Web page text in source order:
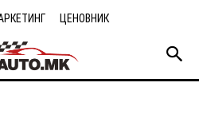
ЦЕНОВНИК